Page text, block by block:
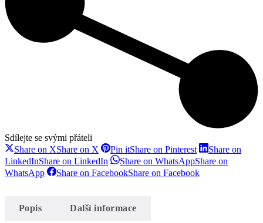
Sdílejte se svými přáteli
Share on XShare on X Pin itShare on Pinterest
Share on
LinkedInShare on LinkedIn Share on WhatsAppShare on
WhatsApp
Share on FacebookShare on Facebook
Popis Další informace